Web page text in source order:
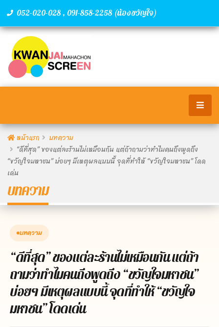
052-020-028 , 091-858-2258 (น้องขวัญใจ)
หน้าแรก
บทความ
“ดีที่สุด” ของแต่ละร้านไม่เหมือนกัน แต่ถ้าถามว่าทำไมคนถึงพูดถึง
“ขวัญใจมหาชน” บ่อยๆ มีเหตุผลแบบนี้ จุดที่ทำให้ “ขวัญใจมหาชน” โดด
เด่น
บทความ
บทความ
“ดีที่สุด” ของแต่ละร้านไม่เหมือนกัน แต่ถ้า
ถามว่าทำไมคนถึงพูดถึง “ขวัญใจมหาชน”
บ่อยๆ มีเหตุผลแบบนี้ จุดที่ทำให้ “ขวัญใจ
มหาชน” โดดเด่น